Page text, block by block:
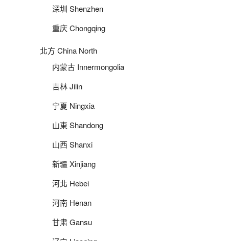
深圳 Shenzhen
重庆 Chongqing
北方 China North
内蒙古 Innermongolia
吉林 Jilin
宁夏 Ningxia
山東 Shandong
山西 Shanxi
新疆 Xinjiang
河北 Hebei
河南 Henan
甘肃 Gansu